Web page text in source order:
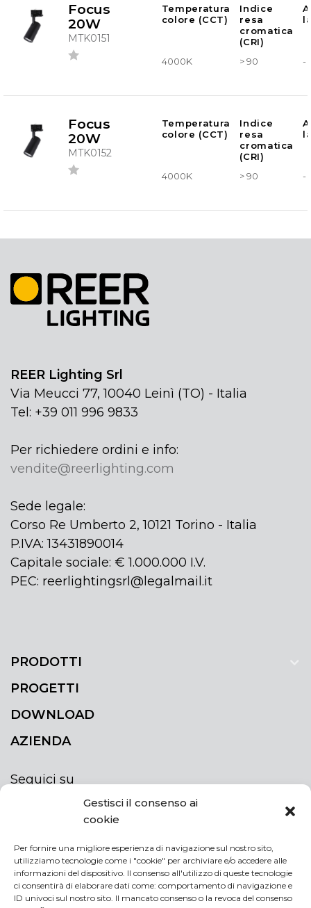
Gestisci il consenso ai
cookie
Per fornire una migliore esperienza di navigazione sul nostro sito,
utilizziamo tecnologie come i "cookie" per archiviare e/o accedere alle
informazioni del dispositivo. Il consenso all'utilizzo di queste tecnologie
ci consentirà di elaborare dati come: comportamento di navigazione e
ID univoci sul nostro sito. Il mancato consenso o la revoca del consenso
Focus
20W
MTK0151
Temperatura
colore (CCT)
Indice
resa
cromatica
(CRI)
4000K > 90 -
Focus
20W
MTK0152
Temperatura
colore (CCT)
Indice
resa
cromatica
(CRI)
4000K > 90 -
REER Lighting Srl
Via Meucci 77, 10040 Leinì (TO) - Italia
Tel: +39 011 996 9833
Per richiedere ordini e info:
vendite@reerlighting.com
Sede legale:
Corso Re Umberto 2, 10121 Torino - Italia
P.IVA: 13431890014
Capitale sociale: € 1.000.000 I.V.
PEC: reerlightingsrl@legalmail.it
PRODOTTI
PROGETTI
DOWNLOAD
AZIENDA
Seguici su
ISCRIVITI ALLA NEWSLETTER
Rimani sempre aggiornato iscrivendoti alla
newsletter